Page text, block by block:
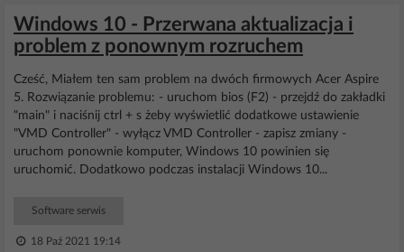
Windows 10 - Przerwana aktualizacja i
problem z ponownym rozruchem
Cześć, Miałem ten sam problem na dwóch firmowych Acer Aspire
5. Rozwiązanie problemu: - uruchom bios (F2) - przejdź do zakładki
"main" i naciśnij ctrl + s żeby wyświetlić dodatkowe ustawienie
"VMD Controller" - wyłącz VMD Controller - zapisz zmiany -
uruchom ponownie komputer, Windows 10 powinien się
uruchomić. Dodatkowo podczas instalacji Windows 10...
Software serwis
18 Paź 2021 19:14